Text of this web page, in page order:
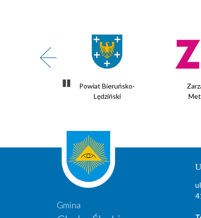
Zarząd Transportu
Metropolitalnego
Gmina